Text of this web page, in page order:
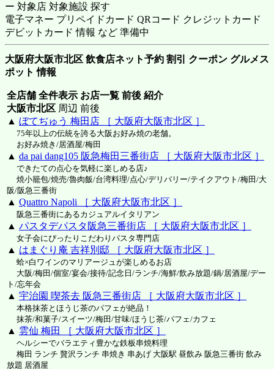
ー 対象店 対象施設 探す
電子マネー プリペイドカード QRコード クレジットカード
デビットカード 情報 など 準備中
大阪府大阪市北区 飲食店ネット予約 割引 クーポン グルメス
ポット 情報
全店舗 全件表示 お店一覧 前後 紹介
大阪市北区 周辺 前後
▲ ぼてぢゅう 梅田店 ［ 大阪府大阪市北区 ］
75年以上の伝統を誇る大阪お好み焼の老舗。
お好み焼き/居酒屋/梅田
▲ da pai dang105 阪急梅田三番街店 ［ 大阪府大阪市北区 ］
できたての点心を気軽に楽しめる店♪
焼小籠包/焼売/魯肉飯/台湾料理/点心/デリバリー/テイクアウト/梅田/大
阪/阪急三番街
▲ Quattro Napoli ［ 大阪府大阪市北区 ］
阪急三番街にあるカジュアルイタリアン
▲ パスタデパスタ阪急三番街店 ［ 大阪府大阪市北区 ］
女子会にぴったりこだわりパスタ専門店
▲ はまぐり庵 吉祥別邸 ［ 大阪府大阪市北区 ］
蛤×白ワインのマリアージュが楽しめるお店
大阪/梅田/個室/宴会/接待/記念日/ランチ/海鮮/飲み放題/鍋/居酒屋/デー
ト/忘年会
▲ 宇治園 喫茶去 阪急三番街店 ［ 大阪府大阪市北区 ］
本格抹茶とほうじ茶のパフェが絶品！
抹茶/和菓子/スイーツ/梅田/甘味/ほうじ茶/パフェ/カフェ
▲ 雲仙 梅田 ［ 大阪府大阪市北区 ］
ヘルシーでバラエティ豊かな鉄板串焼料理
梅田 ランチ 贅沢ランチ 串焼き 串あげ 大阪駅 昼飲み 阪急三番街 飲み
放題 居酒屋